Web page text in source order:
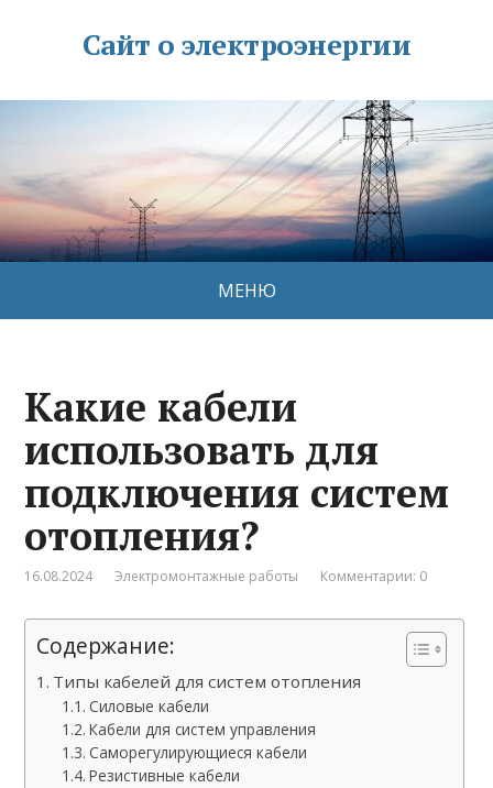
Сайт о электроэнергии
МЕНЮ
Какие кабели
использовать для
подключения систем
отопления?
16.08.2024 Электромонтажные работы Комментарии: 0
Содержание:
Типы кабелей для систем отопления
Силовые кабели
Кабели для систем управления
Саморегулирующиеся кабели
Резистивные кабели